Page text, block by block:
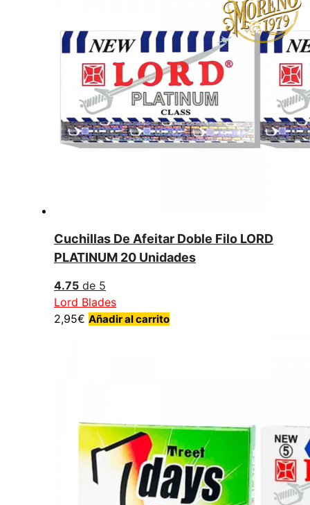
Cuchillas De Afeitar Doble Filo LORD
PLATINUM 20 Unidades
4.75 de 5
Lord Blades
2,95€ Añadir al carrito